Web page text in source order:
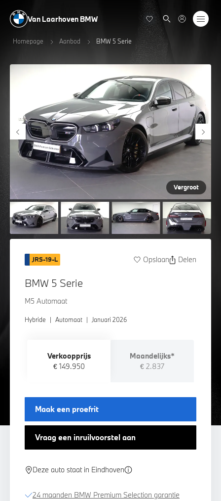
Van Laarhoven BMW
Homepage Aanbod BMW 5 Serie
Vergroot
JRS-19-L Opslaan Delen
BMW 5 Serie
M5 Automaat
Hybride | Automaat | Januari 2026
Verkoopprijs
€ 149.950
Maandelijks*
€ 2.837
Maak een proefrit
Vraag een inruilvoorstel aan
Deze auto staat in Eindhoven
24 maanden BMW Premium Selection garantie